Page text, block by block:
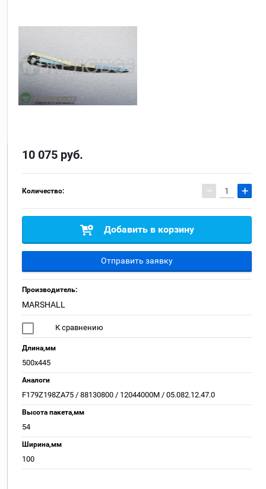
10 075 руб.
Количество: − +
Добавить в корзину
Отправить заявку
Производитель:
MARSHALL
К сравнению
Длина,мм
500х445
Аналоги
F179Z198ZA75 / 88130800 / 12044000M / 05.082.12.47.0
Высота пакета,мм
54
Ширина,мм
100